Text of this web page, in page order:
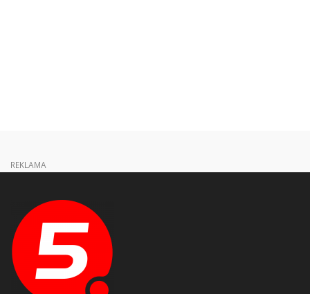
REKLAMA